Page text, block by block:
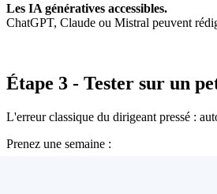
Les IA génératives accessibles.
ChatGPT, Claude ou Mistral peuvent
Étape 3 - Tester sur un
L'erreur classique du dirigeant pressé :
Prenez une semaine :